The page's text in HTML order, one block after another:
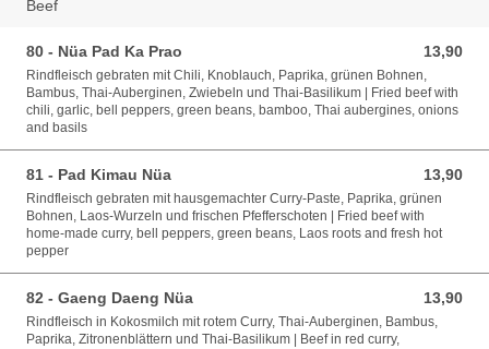
Beef
80 - Nüa Pad Ka Prao 13,90
13,90 EUR
Rindfleisch gebraten mit Chili, Knoblauch, Paprika, grünen Bohnen,
Bambus, Thai-Auberginen, Zwiebeln und Thai-Basilikum | Fried beef with
chili, garlic, bell peppers, green beans, bamboo, Thai aubergines, onions
and basils
81 - Pad Kimau Nüa 13,90
13,90 EUR
Rindfleisch gebraten mit hausgemachter Curry-Paste, Paprika, grünen
Bohnen, Laos-Wurzeln und frischen Pfefferschoten | Fried beef with
home-made curry, bell peppers, green beans, Laos roots and fresh hot
pepper
82 - Gaeng Daeng Nüa 13,90
13,90 EUR
Rindfleisch in Kokosmilch mit rotem Curry, Thai-Auberginen, Bambus,
Paprika, Zitronenblättern und Thai-Basilikum | Beef in red curry,